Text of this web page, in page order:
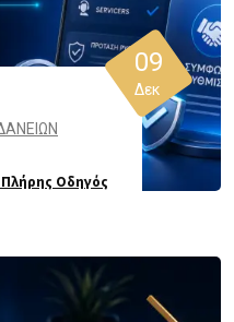
Οδηγός
09
Δεκ